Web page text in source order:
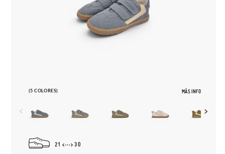
(5 COLORES) MÁS INFO
21 30